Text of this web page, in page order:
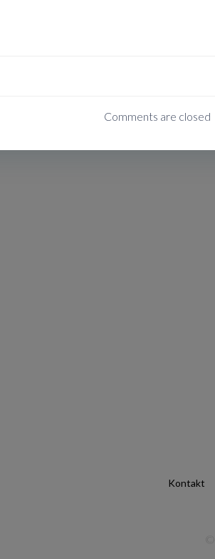
Comments are closed
Kontakt